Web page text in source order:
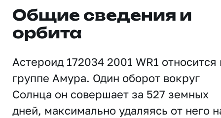
Общие сведения и
орбита
Астероид 172034 2001 WR1 относится
группе Амура. Один оборот вокруг
Солнца он совершает за 527 земных
дней, максимально удаляясь от него